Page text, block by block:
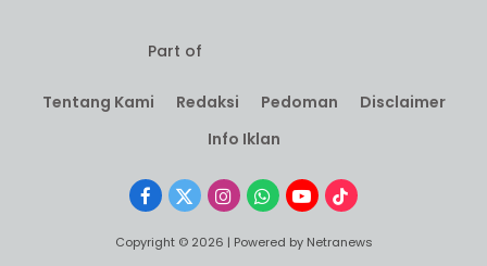
Part of
Tentang Kami Redaksi Pedoman
Disclaimer
Info Iklan
Facebook
X
InstagramWhatsApp
YouTubeTikTok
Copyright © 2026 | Powered by Netranews